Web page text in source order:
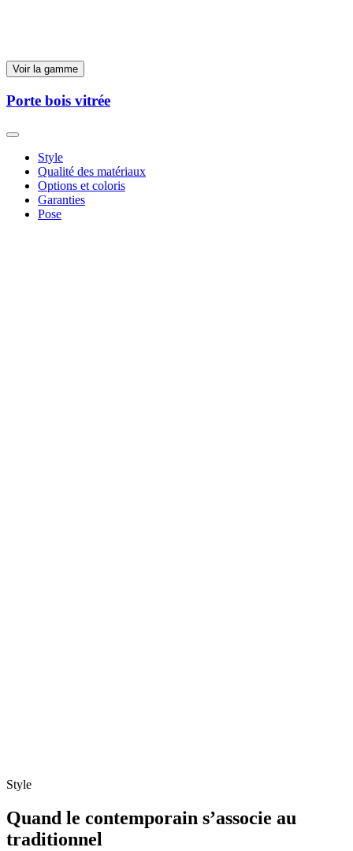
Voir la gamme
Porte bois vitrée
Style
Qualité des matériaux
Options et coloris
Garanties
Pose
Style
Quand le contemporain s’associe au
traditionnel